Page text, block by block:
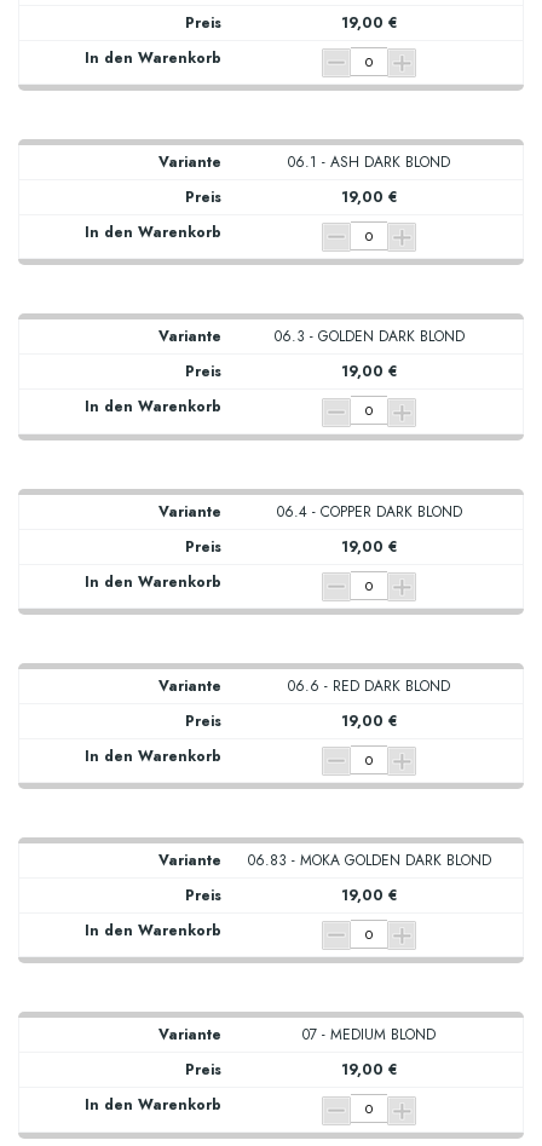
19,00 €
06.1 - ASH DARK BLOND
19,00 €
06.3 - GOLDEN DARK BLOND
19,00 €
06.4 - COPPER DARK BLOND
19,00 €
06.6 - RED DARK BLOND
19,00 €
06.83 - MOKA GOLDEN DARK BLOND
19,00 €
07 - MEDIUM BLOND
19,00 €